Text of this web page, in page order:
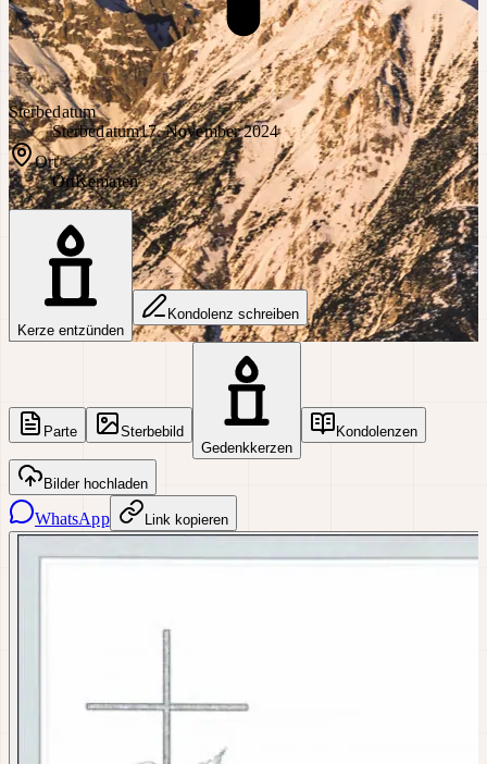
Sterbedatum
Sterbedatum17. November 2024
Ort
OrtKematen
Kerze entzünden
Kondolenz schreiben
Parte
Sterbebild
Gedenkkerzen
Kondolenzen
Bilder hochladen
WhatsApp Link kopieren